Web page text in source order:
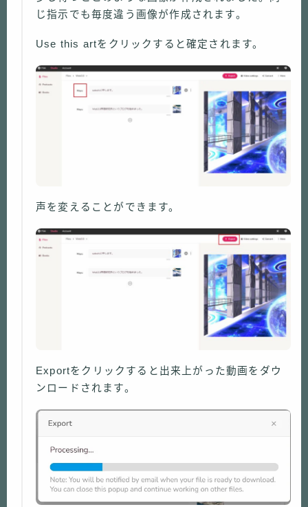
じ指示でも毎度違う画像が作成されます。
Use this artをクリックすると確定されます。
声を変えることができます。
Exportをクリックすると出来上がった動画をダウ
ンロードされます。